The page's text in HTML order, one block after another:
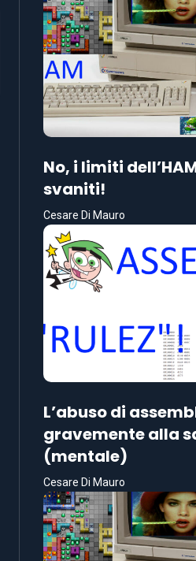
No, i limiti
svaniti!
Cesare Di Mauro
L’abuso di
gravemente alla
(mentale)
Cesare Di Mauro